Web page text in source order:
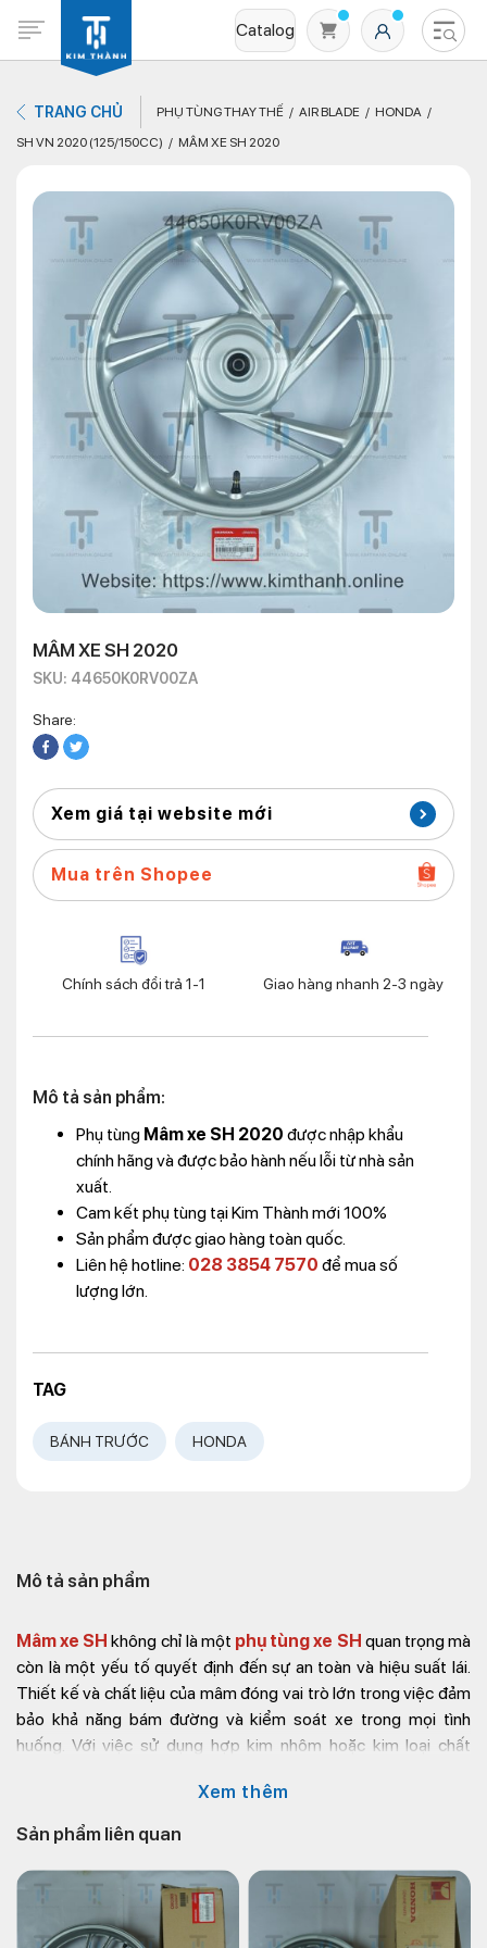
Catalog
Không có sản phẩm nào trong giỏ hàng
TRANG CHỦ PHỤ TÙNG THAY THẾ AIR BLADE
HONDA
SH VN 2020 (125/150CC)
MÂM XE SH 2020
MÂM XE SH 2020
SKU: 44650K0RV00ZA
Share:
Xem giá tại website mới
Mua trên Shopee
Chính sách đổi trả 1-1 Giao hàng nhanh 2-3 ngày
Mô tả sản phẩm:
Phụ tùng Mâm xe SH 2020 được nhập khẩu
chính hãng và được bảo hành nếu lỗi từ nhà sản
xuất.
Cam kết phụ tùng tại Kim Thành mới 100%
Sản phẩm được giao hàng toàn quốc.
Liên hệ hotline: 028 3854 7570 để mua số
lượng lớn.
TAG
BÁNH TRƯỚC HONDA
Mô tả sản phẩm
Mâm xe SH không chỉ là một phụ tùng xe SH quan trọng mà
còn là một yếu tố quyết định đến sự an toàn và hiệu suất lái.
Thiết kế và chất liệu của mâm đóng vai trò lớn trong việc đảm
bảo khả năng bám đường và kiểm soát xe trong mọi tình
huống. Với việc sử dụng hợp kim nhôm hoặc kim loại chất
nhưng luôn đảm bảo về độ bền, giúp cải thiện khả năng vận
hành của xe tốt nhất trên mọi cung đường
Xem thêm
Sản phẩm liên quan